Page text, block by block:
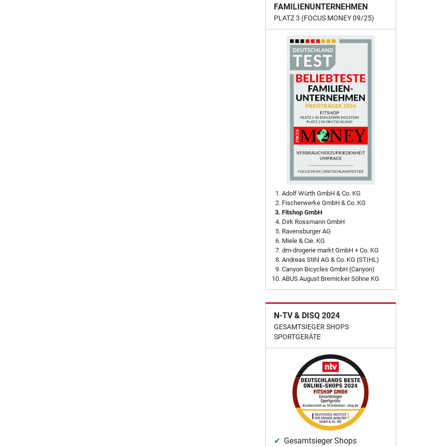
FAMILIENUNTERNEHMEN
PLATZ 3 (FOCUS MONEY 09/25)
Adolf Würth GmbH & Co. KG
Fischerwerke GmbH & Co. KG
Fitshop GmbH
Dirk Rossmann GmbH
Ravensburger AG
Miele & Cie. KG
dm-drogerie markt GmbH + Co. KG
Andreas Stihl AG & Co. KG (STIHL)
Canyon Bicycles GmbH (Canyon)
ABUS August Bremicker Söhne KG
N-TV & DISQ 2024
GESAMTSIEGER SHOPS
SPORTGERÄTE
Gesamtsieger Shops